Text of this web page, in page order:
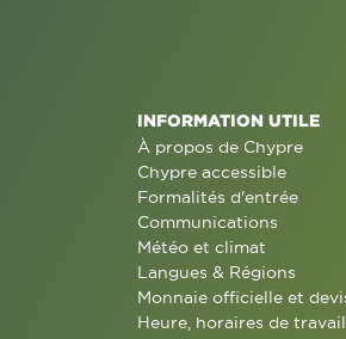
INFORMATION UTILE
À propos de Chypre
Chypre accessible
Formalités d'entrée
Communications
Météo et climat
Langues & Régions
Monnaie officielle et
Heure, horaires de